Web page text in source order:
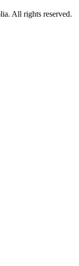
All rights reserved.